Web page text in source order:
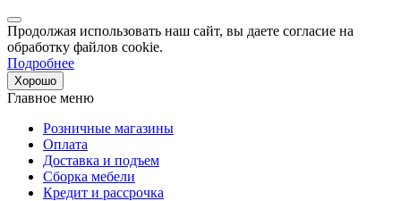
Продолжая использовать наш сайт, вы даете согласие на
обработку файлов cookie.
Подробнее
Хорошо
Главное меню
Розничные магазины
Оплата
Доставка и подъем
Сборка мебели
Кредит и рассрочка